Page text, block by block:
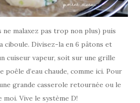
ne malaxez pas trop non plus) puis
ciboule. Divisez-la en 6 pâtons et
cuiseur vapeur, soit sur une grille
poêle d’eau chaude, comme ici. Pour
grande casserole retournée ou le
moi. Vive le système D!